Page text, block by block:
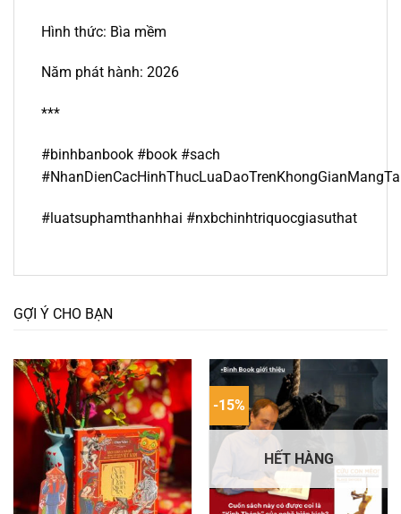
Hình thức: Bìa mềm
Năm phát hành: 2026
***
#binhbanbook #book #sach
#luatsuphamthanhhai #nxbchinhtriquocgiasuthat
GỢI Ý CHO BẠN
-15%
HẾT HÀNG